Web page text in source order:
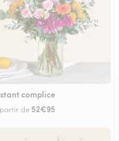
complice
de 52€95